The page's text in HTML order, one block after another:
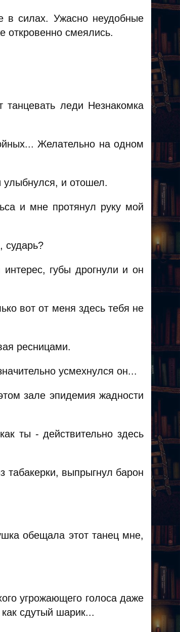
в силах. Ужасно неудобные
откровенно смеялись.
леди Незнакомка
Желательно на одном
улыбнулся, и отошел.
и мне протянул руку мой
сударь?
губы дрогнули и он
вот от меня здесь тебя не
ресницами.
усмехнулся он...
зале эпидемия жадности
ты - действительно здесь
табакерки, выпрыгнул барон
обещала этот танец мне,
угрожающего голоса даже
сдутый шарик...